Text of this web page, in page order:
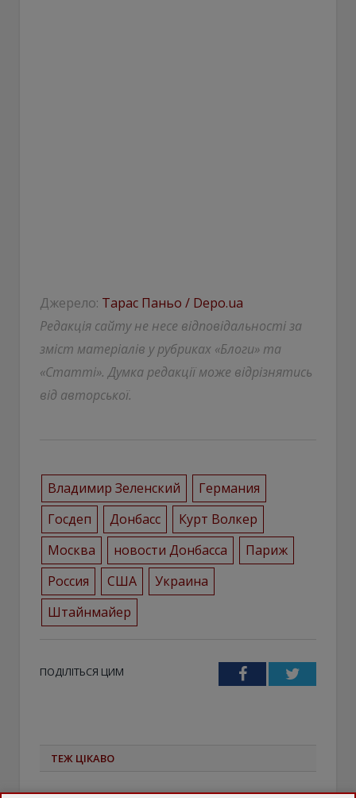
Джерело: Тарас Паньо / Depo.ua
Редакція сайту не несе відповідальності за
зміст матеріалів у рубриках «Блоги» та
«Статті». Думка редакції може відрізнятись
від авторської.
Владимир Зеленский
Германия
Госдеп
Донбасс
Курт Волкер
Москва
новости Донбасса
Париж
Россия
США
Украина
Штайнмайер
ПОДІЛІТЬСЯ ЦИМ FacebookTwitter
ТЕЖ ЦІКАВО